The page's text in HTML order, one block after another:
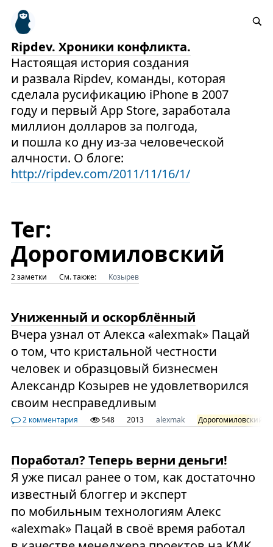
Ripdev. Хроники конфликта.
Настоящая история создания
и развала Ripdev, команды, которая
сделала русификацию iPhone в 2007
году и первый App Store, заработала
миллион долларов за полгода,
и пошла ко дну из-за человеческой
алчности. О блоге:
http://ripdev.com/2011/11/16/1/
Тег:
Дорогомиловский
2 заметки См. также: Козырев
Униженный и оскорблённый
Вчера узнал от Алекса «alexmak» Пацай
о том, что кристальной честности
человек и образцовый бизнесмен
Александр Козырев не удовлетворился
своим несправедливым
2 комментария 548 2013 alexmak Дорогомиловский
Поработал? Теперь верни деньги!
Я уже писал ранее о том, как достаточно
известный блоггер и эксперт
по мобильным технологиям Алекс
«alexmak» Пацай в своё время работал